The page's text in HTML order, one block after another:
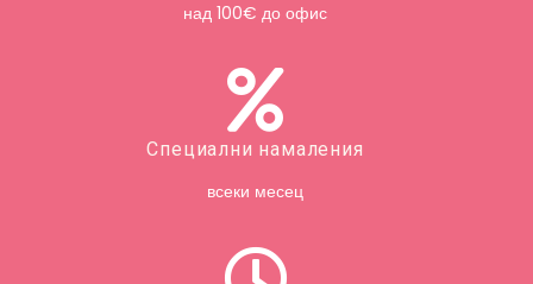
над 100€ до офис
Специални намаления
всеки месец